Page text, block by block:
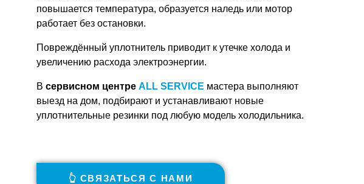
повышается температура, образуется наледь или мотор
работает без остановки.
Повреждённый уплотнитель приводит к утечке холода и
увеличению расхода электроэнергии.
В сервисном центре ALL SERVICE мастера выполняют
выезд на дом, подбирают и устанавливают новые
уплотнительные резинки под любую модель холодильника.
👆 СВЯЗАТЬСЯ С НАМИ